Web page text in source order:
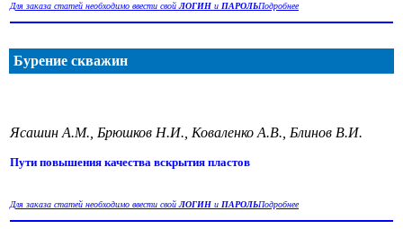
Для заказа статей необходимо ввести свойЛОГИН и ПАРОЛЬПодробнее
Бурение скважин
Ясашин А.М., Брюшков Н.И., Коваленко А.В., Блинов В.И.
Пути повышения качества вскрытия пластов
Для заказа статей необходимо ввести свойЛОГИН и ПАРОЛЬПодробнее